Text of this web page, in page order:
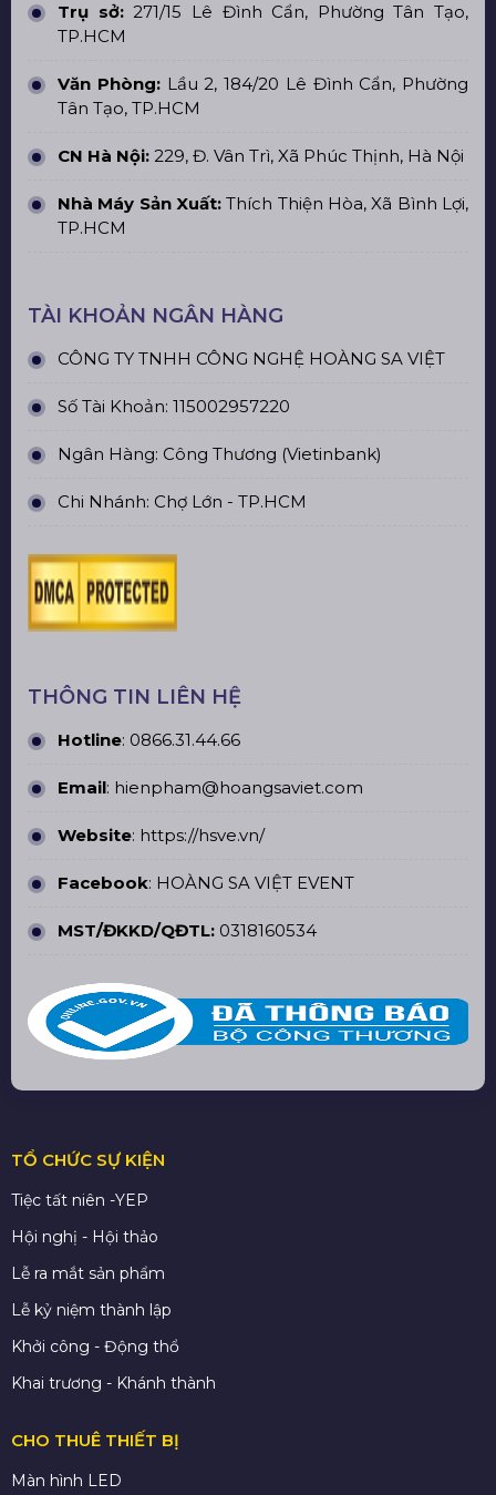
Trụ sở:271/15 Lê Đình Cẩn, Phường Tân Tạo,
TP.HCM
Văn Phòng:Lầu 2, 184/20 Lê Đình Cẩn, Phường
Tân Tạo, TP.HCM
CN Hà Nội: 229, Đ. Vân Trì, Xã Phúc Thịnh, Hà Nội
Nhà Máy Sản Xuất: Thích Thiện Hòa, Xã Bình Lợi,
TP.HCM
TÀI KHOẢN NGÂN HÀNG
CÔNG TY TNHH CÔNG NGHỆ HOÀNG SA VIỆT
Số Tài Khoản: 115002957220
Ngân Hàng: Công Thương (Vietinbank)
Chi Nhánh: Chợ Lớn - TP.HCM
THÔNG TIN LIÊN HỆ
Hotline: 0866.31.44.66
Email: hienpham@hoangsaviet.com
Website: https://hsve.vn/
Facebook: HOÀNG SA VIỆT EVENT
MST/ĐKKD/QĐTL: 0318160534
TỔ CHỨC SỰ KIỆN
Tiệc tất niên -YEP
Hội nghị - Hội thảo
Lễ ra mắt sản phẩm
Lễ kỷ niệm thành lập
Khởi công - Động thổ
Khai trương - Khánh thành
CHO THUÊ THIẾT BỊ
Màn hình LED